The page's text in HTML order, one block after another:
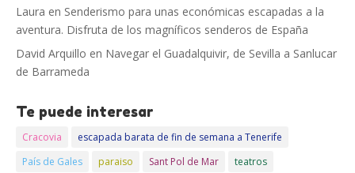
Laura en Senderismo para unas económicas escapadas a la
aventura. Disfruta de los magníficos senderos de España
David Arquillo en Navegar el Guadalquivir, de Sevilla a Sanlucar
de Barrameda
Te puede interesar
Cracovia
escapada barata de fin de semana a Tenerife
País de Gales
paraiso Sant Pol de Mar
teatros